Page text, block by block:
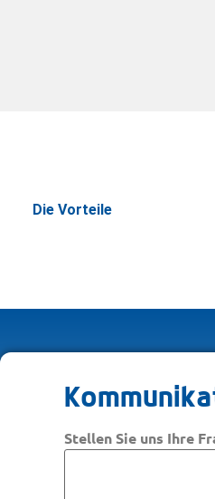
Die Vorteile
Stellen Sie uns Ihre